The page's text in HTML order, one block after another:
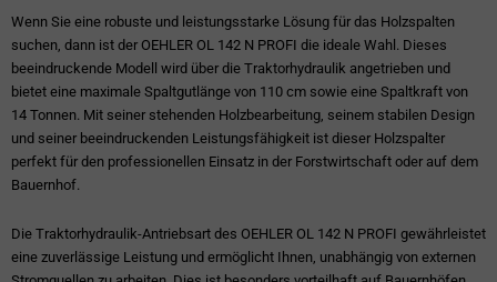
Wenn Sie eine robuste und leistungsstarke Lösung für das Holzspalten
suchen, dann ist der OEHLER OL 142 N PROFI die ideale Wahl. Dieses
beeindruckende Modell wird über die Traktorhydraulik angetrieben und
bietet eine maximale Spaltgutlänge von 110 cm sowie eine Spaltkraft von
14 Tonnen. Mit seiner stehenden Holzbearbeitung, seinem stabilen Design
und seiner beeindruckenden Leistungsfähigkeit ist dieser Holzspalter
perfekt für den professionellen Einsatz in der Forstwirtschaft oder auf dem
Bauernhof.
Die Traktorhydraulik-Antriebsart des OEHLER OL 142 N PROFI gewährleistet
eine zuverlässige Leistung und ermöglicht Ihnen, unabhängig von externen